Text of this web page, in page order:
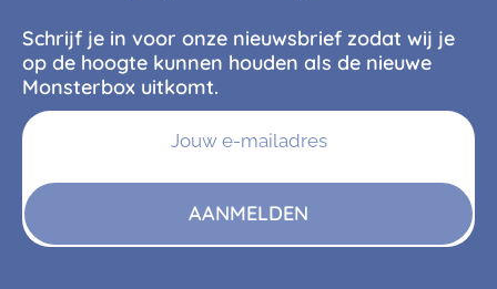
Schrijf je in voor onze nieuwsbrief zodat wij je
op de hoogte kunnen houden als de nieuwe
Monsterbox uitkomt.
AANMELDEN